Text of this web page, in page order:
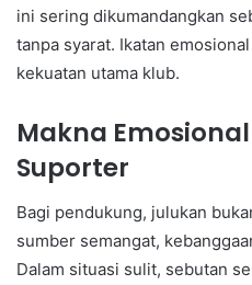
ini sering dikumandangkan
tanpa syarat. Ikatan
kekuatan utama klub.
Makna
Suporter
Bagi pendukung, julukan
sumber semangat,
Dalam situasi sulit, sebutan